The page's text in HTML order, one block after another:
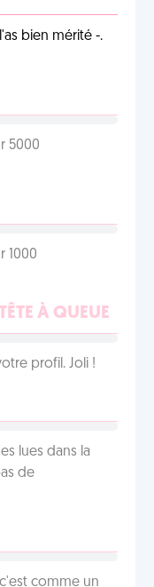
bien mérité -.
5000
1000
À QUEUE
profil. Joli !
lues dans la
de
comme un